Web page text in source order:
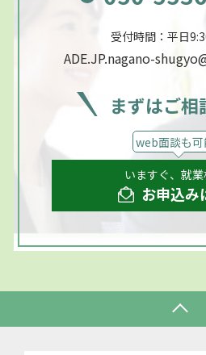
受付時間：平日
ADE.JP.nagano-
まずはご相
web面談も可
いますぐ、就業
お申込み